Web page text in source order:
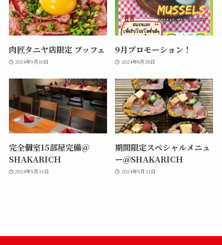
肉匠タニヤ店限定 ブッフェ
2024年9月10日
9月プロモーション！
2024年8月28日
完全個室15部屋完備＠
SHAKARICＨ
2024年5月31日
期間限定スペシャルメニュ
ー＠SHAKARICＨ
2024年5月31日